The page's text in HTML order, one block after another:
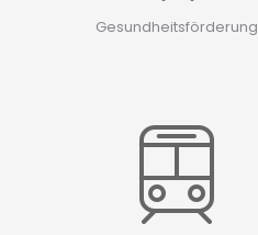
Gesundheitsförderung